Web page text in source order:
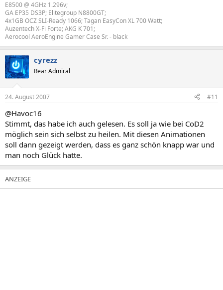
E8500 @ 4GHz 1.296v;
GA EP35 DS3P; Elitegroup N8800GT;
4x1GB OCZ SLI-Ready 1066; Tagan EasyCon XL 700 Watt;
Auzentech X-Fi Forte; AKG K 701;
Aerocool AeroEngine Gamer Case Sr. - black
cyrezz
Rear Admiral
24. August 2007 #11
@Havoc16
Stimmt, das habe ich auch gelesen. Es soll ja wie bei CoD2
möglich sein sich selbst zu heilen. Mit diesen Animationen
soll dann gezeigt werden, dass es ganz schön knapp war und
man noch Glück hatte.